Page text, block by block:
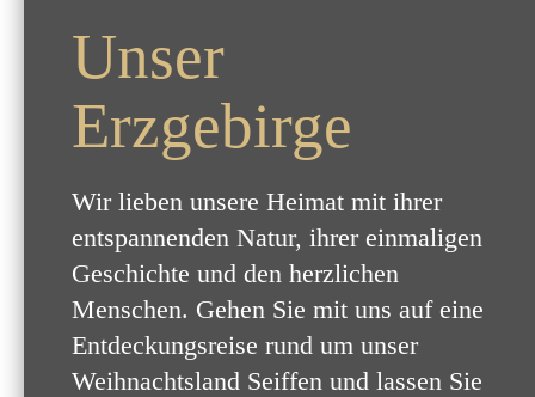
Unser
Erzgebirge
Wir lieben unsere Heimat mit ihrer
entspannenden Natur, ihrer einmaligen
Geschichte und den herzlichen
Menschen. Gehen Sie mit uns auf eine
Entdeckungsreise rund um unser
Weihnachtsland Seiffen und lassen Sie